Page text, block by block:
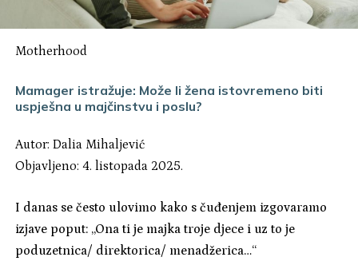
Motherhood
Mamager istražuje: Može li žena istovremeno biti
uspješna u majčinstvu i poslu?
Autor:Dalia Mihaljević
Objavljeno: 4. listopada 2025.
I danas se često ulovimo kako s čuđenjem izgovaramo
izjave poput: „Ona ti je majka troje djece i uz to je
poduzetnica/ direktorica/ menadžerica…“